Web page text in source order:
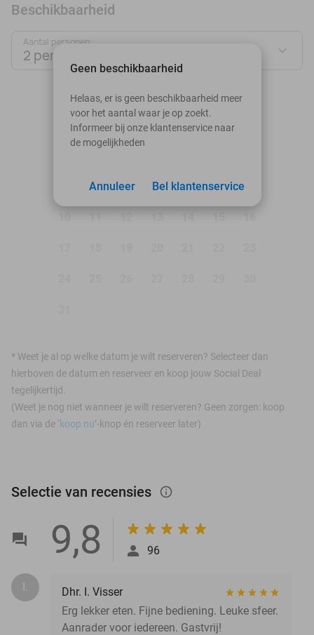
Beschikbaarheid
Aantal personen:
2 personen
augustus 2026
Ma
Di Wo Do Vr
4 5 6 7 8
* Weet je al op welke datum je wilt reserveren? Selecteer dan
hierboven de datum en reserveer en koop jouw Social Deal
tegelijkertijd.
(Weet je nog niet wanneer je wilt reserveren? Geen zorgen: koop
dan via de ‘koop nu’-knop én reserveer later)
Geen beschikbaarheid
Helaas, er is geen beschikbaarheid meer
voor het aantal waar je op zoekt.
Informeer bij onze klantenservice naar
de mogelijkheden
Bel klantenservice
Annuleer
Selectie van recensies info_outlined
9,8 96
I.
Dhr. I. Visser
Erg lekker eten. Fijne bediening. Leuke sfeer.
Aanrader voor iedereen. Gastvrij!